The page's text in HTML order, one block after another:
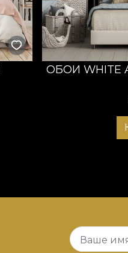
ОБОИ WHITE
Ваше